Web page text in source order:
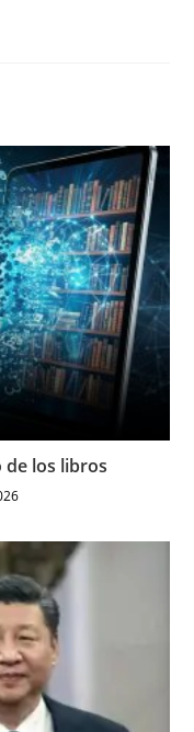
de los libros